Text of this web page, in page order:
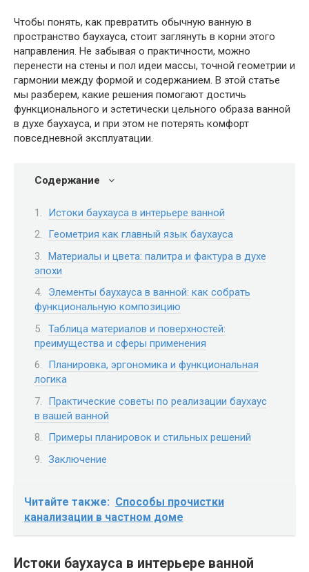
Чтобы понять, как превратить обычную ванную в
пространство баухауса, стоит заглянуть в корни этого
направления. Не забывая о практичности, можно
перенести на стены и пол идеи массы, точной геометрии и
гармонии между формой и содержанием. В этой статье
мы разберем, какие решения помогают достичь
функционального и эстетически цельного образа ванной
в духе баухауса, и при этом не потерять комфорт
повседневной эксплуатации.
Содержание
Истоки баухауса в интерьере ванной
Геометрия как главный язык баухауса
Материалы и цвета: палитра и фактура в духе
эпохи
Элементы баухауса в ванной: как собрать
функциональную композицию
Таблица материалов и поверхностей:
преимущества и сферы применения
Планировка, эргономика и функциональная
логика
Практические советы по реализации баухаус
в вашей ванной
Примеры планировок и стильных решений
Заключение
Читайте также: Способы прочистки
канализации в частном доме
Истоки баухауса в интерьере ванной